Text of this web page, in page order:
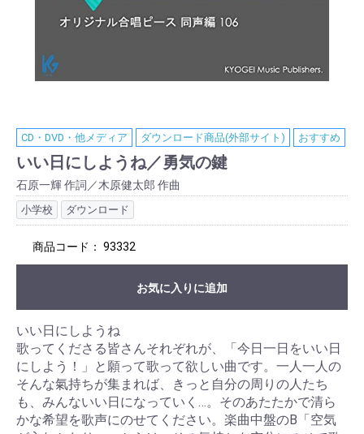
CD・DVD・他メディア ダウンロード商品(外部サイト) おすすめ
いい日にしようね／勇気の鍵
石原一輝 作詞／木原健太郎 作曲
小学校 ダウンロード
商品コード： 93332
お気に入りに追加
いい日にしようね
歌ってくださる皆さんそれぞれが、「今日一日をいい日
にしよう！」と願って歌って欲しい曲です。一人一人の
そんな氣持ちが集まれば、きっと自分の周りの人たち
も、みんないい日になっていく…。そのあたたかで清ら
かな希望を歌声にのせてください。楽曲中盤のB「空気